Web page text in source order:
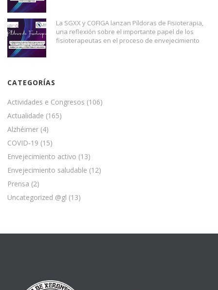
La SGXX y COFIGA lanzan Píldoras de Fisioterapia,
una reflexión sobre el importante papel de los
fisioterapeutas en el proceso de envejecimiento
CATEGORÍAS
Actividades e Congresos (106)
Actualidade (165)
Alzhéimer (4)
COVID-19 (15)
Envejecimiento activo (13)
Envejecimiento saludable (12)
Prensa (2)
Uncategorized @gl (13)